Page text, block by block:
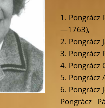
1. Pongrácz
—1763),
2. Pongrácz
3. Pongrácz
4. Pongrácz
5. Pongrácz
6. Pongrácz
Pongrácz